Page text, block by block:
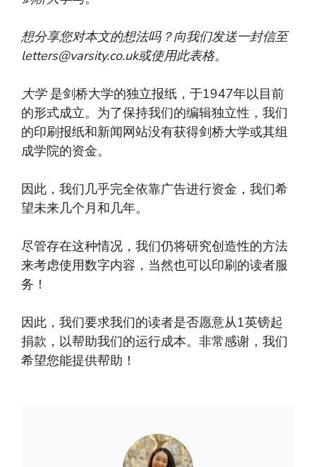
想分享您对本文的想法吗？向我们发送一封信至
letters@varsity.co.uk或使用此表格。
大学是剑桥大学的独立报纸，于1947年以目前
的形式成立。为了保持我们的编辑独立性，我们
的印刷报纸和新闻网站没有获得剑桥大学或其组
成学院的资金。
因此，我们几乎完全依靠广告进行资金，我们希
望未来几个月和几年。
尽管存在这种情况，我们仍将研究创造性的方法
来考虑使用数字内容，当然也可以印刷的读者服
务！
因此，我们要求我们的读者是否愿意从1英镑起
捐款，以帮助我们的运行成本。非常感谢，我们
希望您能提供帮助！